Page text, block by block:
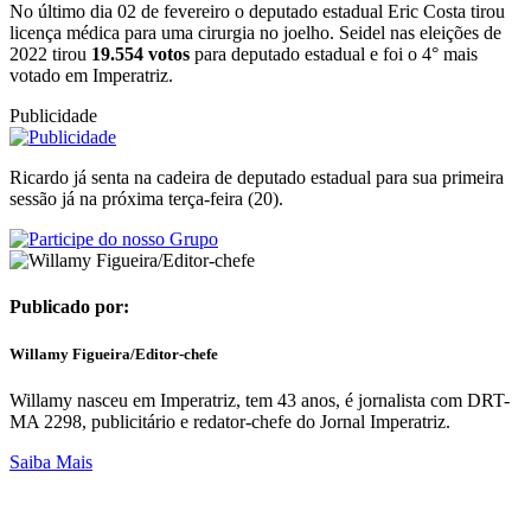
No último dia 02 de fevereiro o deputado estadual Eric Costa tirou
licença médica para uma cirurgia no joelho. Seidel nas eleições de
2022 tirou 19.554 votos para deputado estadual e foi o 4° mais
votado em Imperatriz.
Publicidade
Ricardo já senta na cadeira de deputado estadual para sua primeira
sessão já na próxima terça-feira (20).
Publicado por:
Willamy Figueira/Editor-chefe
Willamy nasceu em Imperatriz, tem 43 anos, é jornalista com DRT-
MA 2298, publicitário e redator-chefe do Jornal Imperatriz.
Saiba Mais